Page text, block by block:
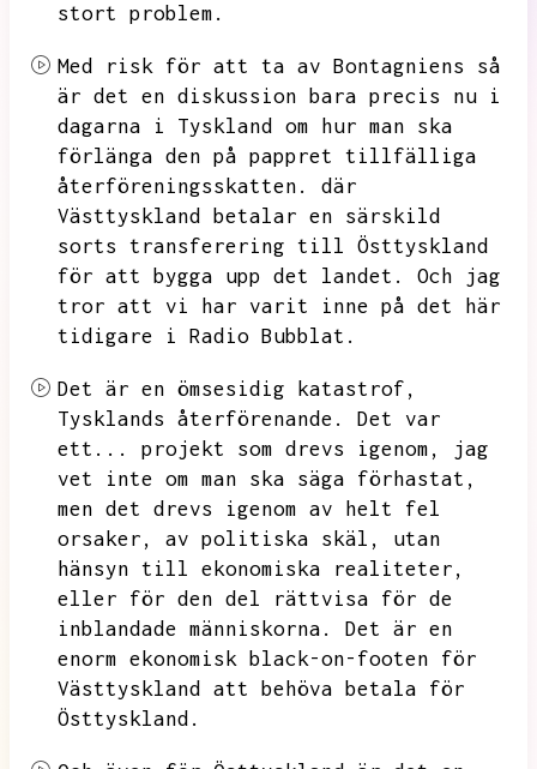
stort problem.
Med risk för att ta av Bontagniens så
är det en diskussion bara precis nu i
dagarna i Tyskland om hur man ska
förlänga den på pappret tillfälliga
återföreningsskatten.
där
Västtyskland betalar en särskild
sorts transferering till Östtyskland
för att bygga upp det landet.
Och jag
tror att vi har varit inne på det här
tidigare i Radio Bubblat.
Det är en ömsesidig katastrof,
Tysklands återförenande.
Det var
ett...
projekt som drevs igenom,
jag
vet inte om man ska säga förhastat,
men det drevs igenom av helt fel
orsaker,
av politiska skäl,
utan
hänsyn till ekonomiska realiteter,
eller för den del rättvisa för de
inblandade människorna.
Det är en
enorm ekonomisk black-on-footen för
Västtyskland att behöva betala för
Östtyskland.